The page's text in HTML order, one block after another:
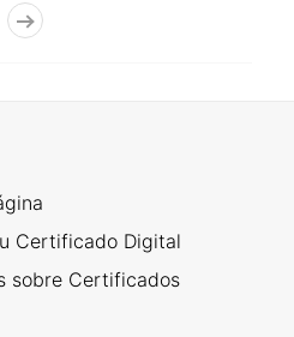
Certificado Digital
sobre Certificados